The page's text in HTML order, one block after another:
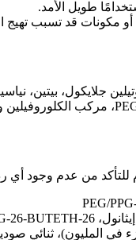
أو مكونات قد تسبب تهيج
للتأكد من عدم وجود